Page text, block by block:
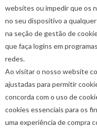
websites ou impedir que os
no seu dispositivo a
na seção de gestão de
que faça logins em
redes.
Ao visitar o nosso website
ajustadas para permitir
concorda com o uso de
cookies essenciais para os
uma experiência de compra